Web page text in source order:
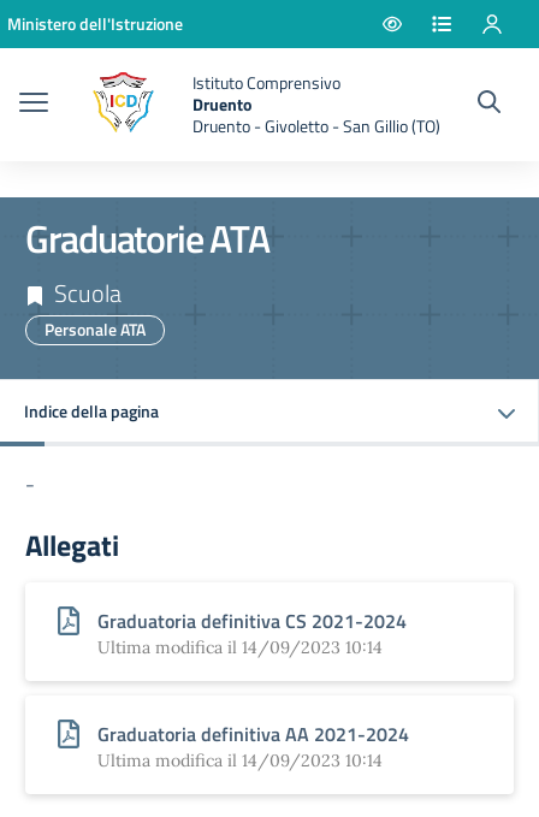
Vai ai contenuti
Vai al menu di navigazione
Vai al footer
Ministero dell'Istruzione
Istituto Comprensivo
Druento
Druento - Givoletto - San Gillio (TO)
Graduatorie ATA
Scuola
Personale ATA
Indice della pagina
-
Allegati
Graduatoria definitiva CS 2021-2024
Ultima modifica il 14/09/2023 10:14
Graduatoria definitiva AA 2021-2024
Ultima modifica il 14/09/2023 10:14